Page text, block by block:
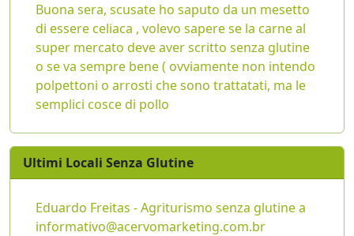
Buona sera, scusate ho saputo da un mesetto
di essere celiaca , volevo sapere se la carne al
super mercato deve aver scritto senza glutine
o se va sempre bene ( ovviamente non intendo
polpettoni o arrosti che sono trattatati, ma le
semplici cosce di pollo
Ultimi Locali Senza Glutine
Eduardo Freitas - Agriturismo senza glutine a
informativo@acervomarketing.com.br